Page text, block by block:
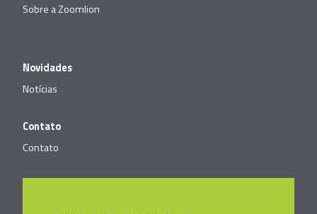
Sobre a Zoomlion
Novidades
Notícias
Contato
Contato